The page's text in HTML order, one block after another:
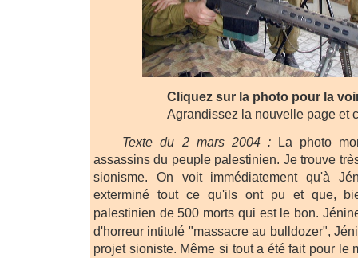
Cliquez sur la photo pour la
Agrandissez la nouvelle page et
Texte du 2 mars 2004 :La photo
assassins du peuple palestinien. Je trouve
sionisme. On voit immédiatement qu'à
exterminé tout ce qu'ils ont pu et que,
palestinien de 500 morts qui est le bon.
d'horreur intitulé "massacre au bulldozer",
projet sioniste. Même si tout a été fait pour le